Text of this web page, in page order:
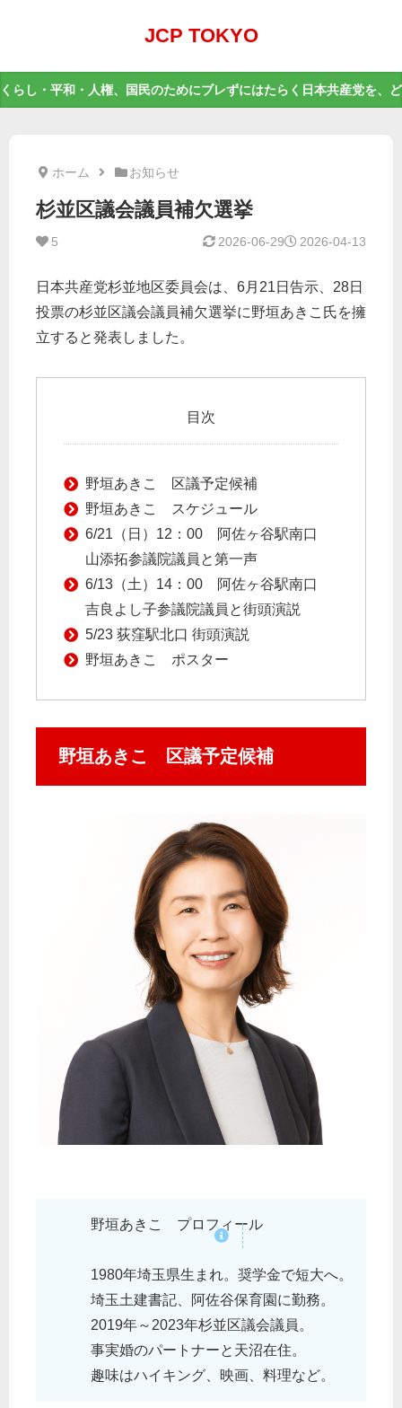
JCP TOKYO
くらし・平和・人権、国民のためにブレずにはたらく日本共産党を、
ホーム お知らせ
杉並区議会議員補欠選挙
5 2026-04-13
2026-06-29
日本共産党杉並地区委員会は、6月21日告示、28日
投票の杉並区議会議員補欠選挙に野垣あきこ氏を擁
立すると発表しました。
目次
野垣あきこ 区議予定候補
野垣あきこ スケジュール
6/21（日）12：00 阿佐ヶ谷駅南口
山添拓参議院議員と第一声
6/13（土）14：00 阿佐ヶ谷駅南口
吉良よし子参議院議員と街頭演説
5/23 荻窪駅北口 街頭演説
野垣あきこ ポスター
野垣あきこ 区議予定候補
野垣あきこ プロフィール
1980年埼玉県生まれ。奨学金で短大へ。
埼玉土建書記、阿佐谷保育園に勤務。
2019年～2023年杉並区議会議員。
事実婚のパートナーと天沼在住。
趣味はハイキング、映画、料理など。